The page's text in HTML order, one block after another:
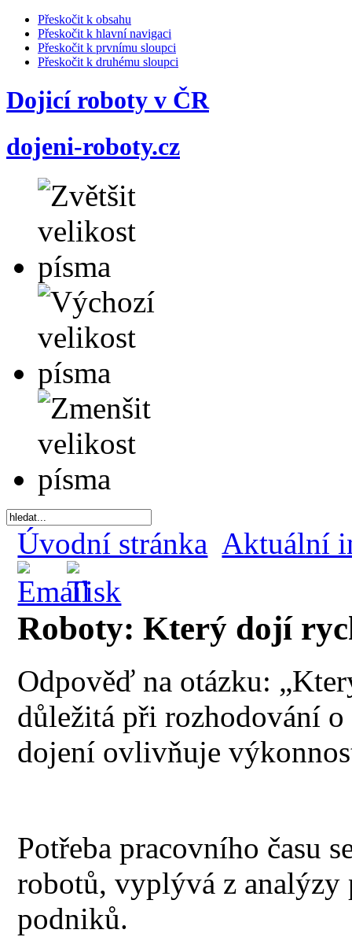
Přeskočit k obsahu
Přeskočit k hlavní navigaci
Přeskočit k prvnímu sloupci
Přeskočit k druhému sloupci
Dojicí roboty v ČR
dojeni-roboty.cz
Úvodní stránka Aktuální
Roboty: Který dojí
Odpověď na otázku:
důležitá při rozhodování
dojení ovlivňuje
Potřeba pracovního času
robotů, vyplývá z analýzy
podniků.